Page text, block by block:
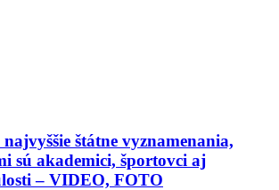
štátne vyznamenania,
sú akademici, športovci aj
– VIDEO, FOTO